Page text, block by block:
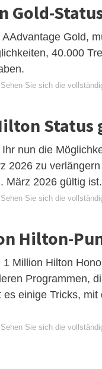
Gold-
Gold,
40.000
Sehen Sie sich die
Status
nun die
2026 zu
März 2026 gültig ist.
Sehen Sie sich die
Hilton-
Million Hilton
Programmen,
einige Tricks,
Sehen Sie sich die